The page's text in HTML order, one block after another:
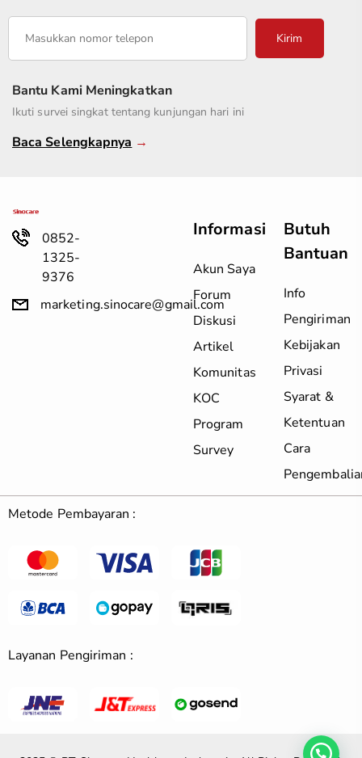
Kirim
Bantu Kami Meningkatkan
Ikuti survei singkat tentang kunjungan hari ini
Baca Selengkapnya →
0852-
1325-
9376
marketing.sinocare@gmail.com
Informasi
Akun Saya
Forum
Diskusi
Artikel
Komunitas
KOC
Program
Survey
Butuh
Bantuan
Info
Pengiriman
Kebijakan
Privasi
Syarat &
Ketentuan
Cara
Metode Pembayaran :
Layanan Pengiriman :